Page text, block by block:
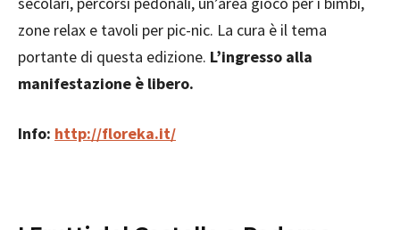
zone relax e tavoli per pic-nic. La cura è il tema
portante di questa edizione. L’ingresso alla
manifestazione è libero.
Info: http://floreka.it/